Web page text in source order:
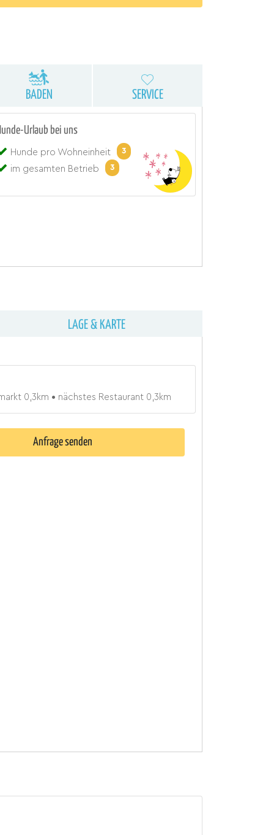
BADEN SERVICE
Urlaub bei uns
Hunde pro Wohneinheit 3
im gesamten Betrieb 3
LAGE & KARTE
0,3 km nächstes Restaurant0,3 km
Anfrage senden